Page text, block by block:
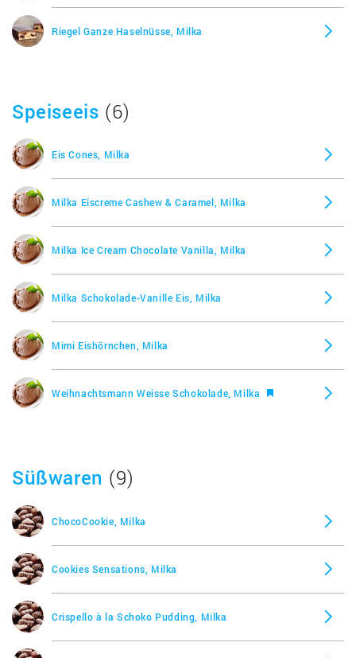
Festliche Weihnachtsnüsse, Milka
I love Milka Pralinés Nuss-Nougat Crème, Milka
I love Pralinés, Milka
I love Pralinés Erdbeer Rahm, Milka
Kakaocrème & feine Minze, Milka
Kleine Kugeln Knister, Milka
Kleines Dankeschön, Milka
Knusper Kugeln Cappuccino, Milka
Kuhflecken Schokolade, Milka
Riegel Ganze Haselnüsse, Milka
Speiseeis (6)
Eis Cones, Milka
Milka Eiscreme Cashew & Caramel, Milka
Milka Ice Cream Chocolate Vanilla, Milka
Milka Schokolade-Vanille Eis, Milka
Mimi Eishörnchen, Milka
Weihnachtsmann Weisse Schokolade, Milka
Süßwaren (9)
ChocoCookie, Milka
Cookies Sensations, Milka
Crispello à la Schoko Pudding, Milka